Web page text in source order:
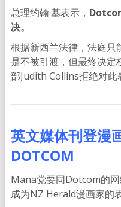
总理约翰·基表示，
决。
根据新西兰法律，法庭
是不被引渡，但最终决
部Judith Collins拒绝对此
英文媒体刊登漫
DOTCOM
Mana党要同Dotcom的
成为NZ Herald漫画家的